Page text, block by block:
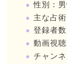
性別：
主な占
登録者
動画視
チャン